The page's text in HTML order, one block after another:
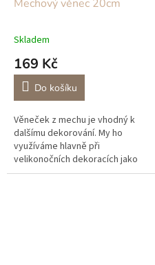
Mechový věnec 20cm
Skladem
169 Kč
Do košíku
Věneček z mechu je vhodný k
dalšímu dekorování. My ho
využíváme hlavně při
velikonočních dekoracích jako
hnízdo pro ptáčka nebo vajíčka,